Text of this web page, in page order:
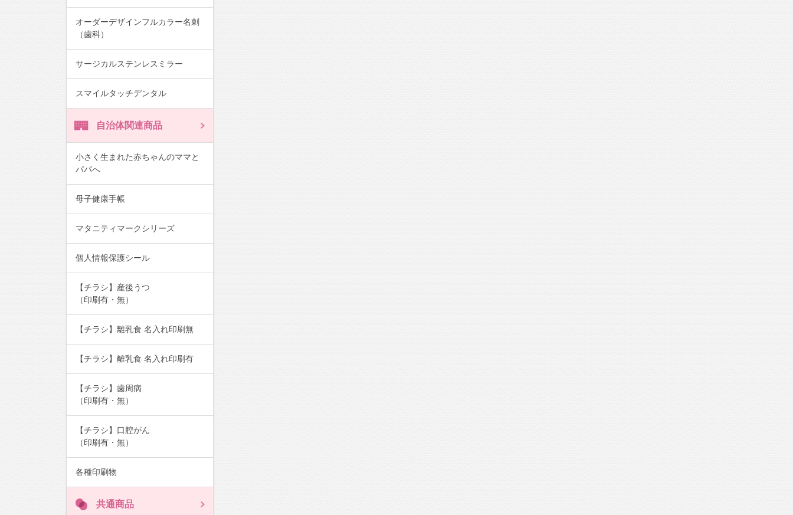
オーダーデザインフルカラー名刺
（歯科）
サージカルステンレスミラー
スマイルタッチデンタル
自治体関連商品
小さく生まれた赤ちゃんのママと
パパへ
母子健康手帳
マタニティマークシリーズ
個人情報保護シール
【チラシ】産後うつ
（印刷有・無）
【チラシ】離乳食 名入れ印刷無
【チラシ】離乳食 名入れ印刷有
【チラシ】歯周病
（印刷有・無）
【チラシ】口腔がん
（印刷有・無）
各種印刷物
共通商品